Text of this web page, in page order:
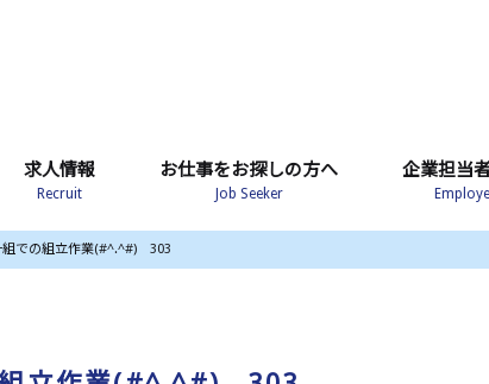
求人情報
Recruit
お仕事をお探しの方へ
Job Seeker
企業担当
組での組立作業(#^.^#) 303